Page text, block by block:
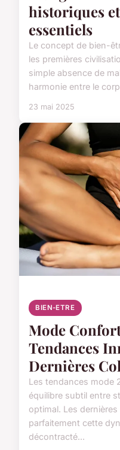
historiques
essentiels
Le concept de bien-
les premières
simple absence de
harmonie entre le
23 mai 2025
BIEN-ETRE
Mode
Tendances
Dernières
Les tendances mode
équilibre subtil entre
optimal. Les
parfaitement cette
décontracté...